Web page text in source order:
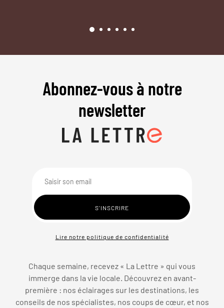
Abonnez-vous à notre
newsletter
Lire notre politique de confidentialité
Chaque semaine, recevez « La Lettre » qui vous
immerge dans la vie locale. Découvrez en avant-
première : nos éclairages sur les destinations, les
conseils de nos spécialistes, nos coups de cœur, et nos